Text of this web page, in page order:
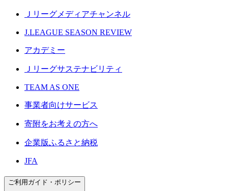
Ｊリーグメディアチャンネル
J.LEAGUE SEASON REVIEW
アカデミー
Ｊリーグサステナビリティ
TEAM AS ONE
事業者向けサービス
寄附をお考えの方へ
企業版ふるさと納税
JFA
ご利用ガイド・ポリシー